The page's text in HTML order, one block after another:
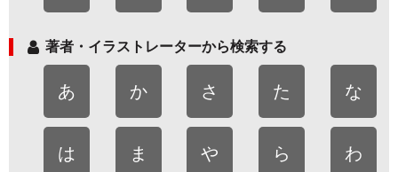
著者・イラストレーターから検索する
あ か さ た な
は ま や ら わ